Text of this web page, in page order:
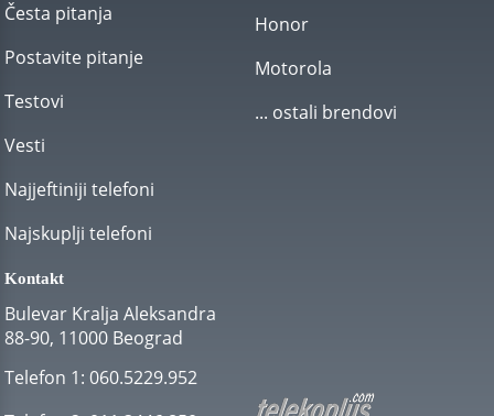
Česta pitanja
Postavite pitanje
Testovi
Vesti
Najjeftiniji telefoni
Najskuplji telefoni
Honor
Motorola
... ostali brendovi
Kontakt
Bulevar Kralja Aleksandra
88-90, 11000 Beograd
Telefon 1: 060.5229.952